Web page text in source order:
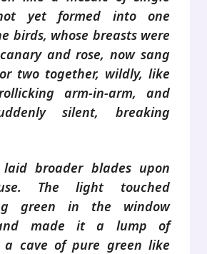
yet formed into one
birds, whose breasts were
and rose, now sang
two together, wildly, like
arm-in-arm, and
silent, breaking
broader blades upon
The light touched
green in the window
made it a lump of
a cave of pure green like